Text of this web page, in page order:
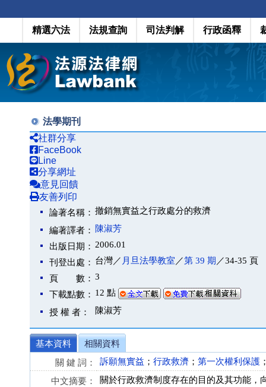
精選六法 法規查詢 司法判解 行政函釋
法學期刊
社群分享
FaceBook
Line
分享網址
意見回饋
友善列印
論著名稱： 撤銷無實益之行政處分的救濟
編著譯者：
陳淑芳
出版日期： 2006.01
刊登出處： 台灣／ 月旦法學教室 ／第 39 期 ／34-35 頁
頁 數： 3
下載點數： 12 點
授 權 者： 陳淑芳
基本資料
相關資料
關 鍵 詞：
訴願無實益 ； 行政救濟 ； 第一次權利保護
中文摘要：
關於行政救濟制度存在的目的及其功能，